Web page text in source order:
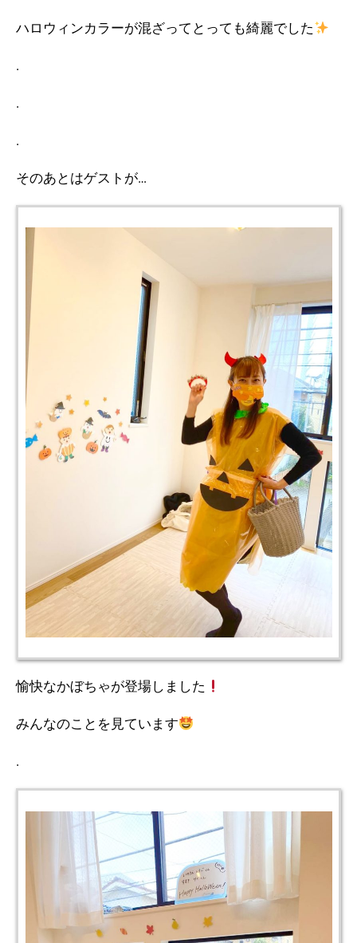
ハロウィンカラーが混ざってとっても綺麗でした
.
.
.
そのあとはゲストが…
愉快なかぼちゃが登場しました
みんなのことを見ています
.